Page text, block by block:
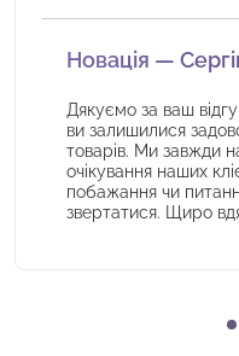
Новація —
Дякуємо за ваш
ви залишилися
товарів. Ми завжди
очікування наших
побажання чи
звертатися. Щиро